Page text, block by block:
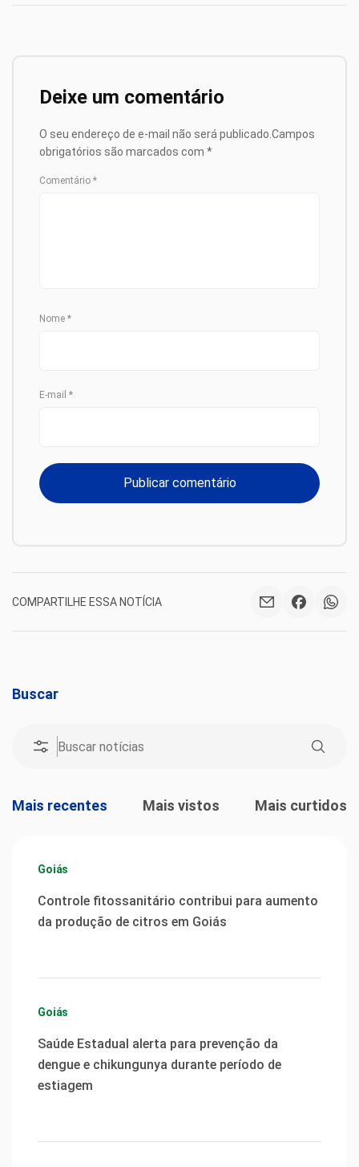
Deixe um comentário
O seu endereço de e-mail não será publicado.Campos
obrigatórios são marcados com *
Comentário *
Nome *
E-mail *
COMPARTILHE ESSA NOTÍCIA
Buscar
Mais recentes Mais vistos Mais curtidos
Goiás
Controle fitossanitário contribui para aumento
da produção de citros em Goiás
Goiás
Saúde Estadual alerta para prevenção da
dengue e chikungunya durante período de
estiagem